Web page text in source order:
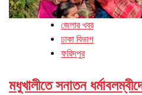
জেলার খবর
ঢাকা বিভাগ
ফরিদপুর
মধুখালীতে সনাতন